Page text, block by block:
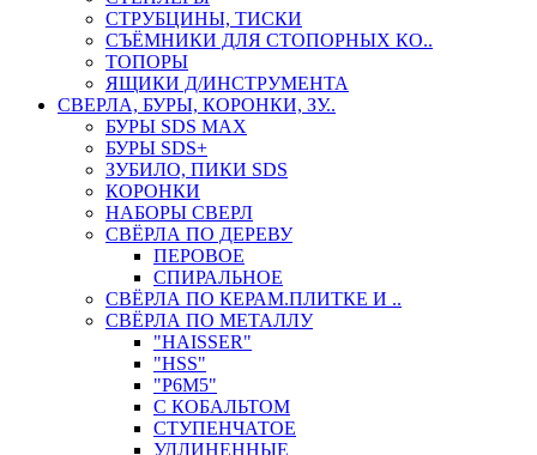
СТРУБЦИНЫ, ТИСКИ
СЪЁМНИКИ ДЛЯ СТОПОРНЫХ КО..
ТОПОРЫ
ЯЩИКИ Д/ИНСТРУМЕНТА
СВЕРЛА, БУРЫ, КОРОНКИ, ЗУ..
БУРЫ SDS MAX
БУРЫ SDS+
ЗУБИЛО, ПИКИ SDS
КОРОНКИ
НАБОРЫ СВЕРЛ
СВЁРЛА ПО ДЕРЕВУ
ПЕРОВОЕ
СПИРАЛЬНОЕ
СВЁРЛА ПО КЕРАМ.ПЛИТКЕ И ..
СВЁРЛА ПО МЕТАЛЛУ
"HAISSER"
"HSS"
"Р6М5"
С КОБАЛЬТОМ
СТУПЕНЧАТОЕ
УДЛИНЕННЫЕ